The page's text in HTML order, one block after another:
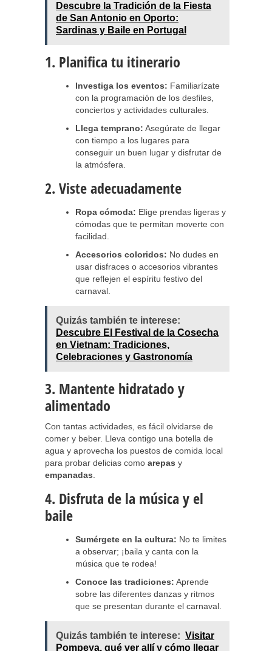
Descubre la Tradición de la Fiesta
de San Antonio en Oporto:
Sardinas y Baile en Portugal
1. Planifica tu itinerario
Investiga los eventos: Familiarízate
con la programación de los desfiles,
conciertos y actividades culturales.
Llega temprano: Asegúrate de llegar
con tiempo a los lugares para
conseguir un buen lugar y disfrutar de
la atmósfera.
2. Viste adecuadamente
Ropa cómoda: Elige prendas ligeras y
cómodas que te permitan moverte con
facilidad.
Accesorios coloridos: No dudes en
usar disfraces o accesorios vibrantes
que reflejen el espíritu festivo del
carnaval.
Quizás también te interese:
Descubre El Festival de la Cosecha
en Vietnam: Tradiciones,
Celebraciones y Gastronomía
3. Mantente hidratado y
alimentado
Con tantas actividades, es fácil olvidarse de
comer y beber. Lleva contigo una botella de
agua y aprovecha los puestos de comida local
para probar delicias como arepas y
empanadas
4. Disfruta de la música y el
baile
Sumérgete en la cultura: No te limites
a observar; ¡baila y canta con la
música que te rodea!
Conoce las tradiciones: Aprende
sobre las diferentes danzas y ritmos
que se presentan durante el carnaval.
Quizás también te interese: Visitar
Pompeya, qué ver allí y cómo llegar